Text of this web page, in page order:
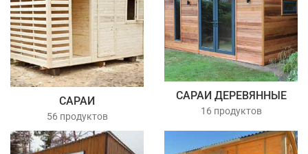
САРАИ
56 продуктов
САРАИ ДЕРЕВЯННЫЕ
16 продуктов